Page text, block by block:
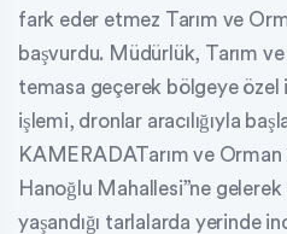
fark eder etmez Tarım ve
başvurdu. Müdürlük, Tarım ve
temasa geçerek bölgeye
işlemi, dronlar aracılığıyla
KAMERADATarım ve
Hanoğlu Mahallesi”ne gelerek
yaşandığı tarlalarda yerinde